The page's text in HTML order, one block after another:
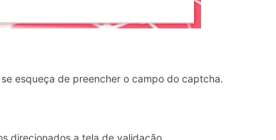
esqueça de preencher o campo do captcha.
direcionados a tela de validação.